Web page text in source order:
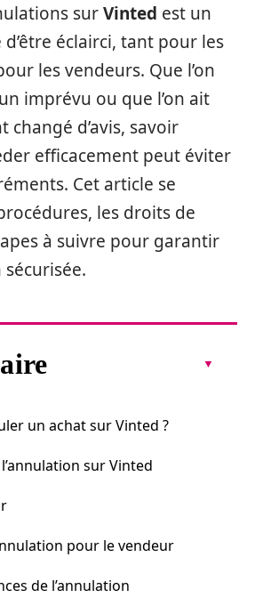
surVinted est un
éclairci, tant pour les
les vendeurs. Que l’on
imprévu ou que l’on ait
d’avis, savoir
efficacement peut éviter
Cet article se
les droits de
à suivre pour garantir
un achat sur Vinted ?
sur Vinted
pour le vendeur
de l’annulation